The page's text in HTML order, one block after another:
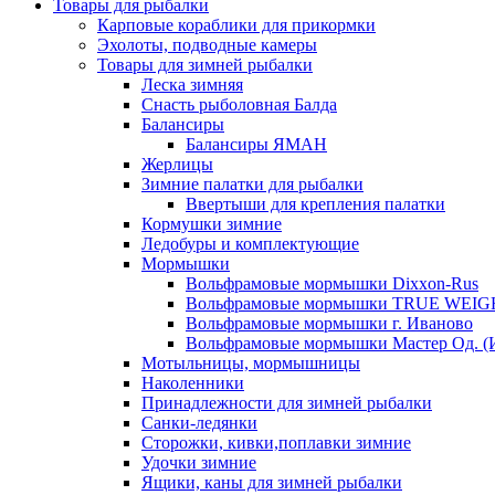
Товары для рыбалки
Карповые кораблики для прикормки
Эхолоты, подводные камеры
Товары для зимней рыбалки
Леска зимняя
Снасть рыболовная Балда
Балансиры
Балансиры ЯМАН
Жерлицы
Зимние палатки для рыбалки
Ввертыши для крепления палатки
Кормушки зимние
Ледобуры и комплектующие
Мормышки
Вольфрамовые мормышки Dixxon-Rus
Вольфрамовые мормышки TRUE
Вольфрамовые мормышки г. Иваново
Вольфрамовые мормышки Мастер Од.
Мотыльницы, мормышницы
Наколенники
Принадлежности для зимней рыбалки
Санки-ледянки
Сторожки, кивки,поплавки зимние
Удочки зимние
Ящики, каны для зимней рыбалки